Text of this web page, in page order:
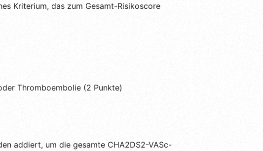
Kriterium, das zum Gesamt-Risikoscore
Thromboembolie (2 Punkte)
addiert, um die gesamte CHA2DS2-VASc-